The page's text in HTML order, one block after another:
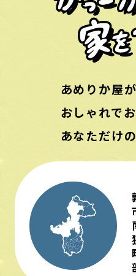
あめりか屋
おしゃれで
あなただけ